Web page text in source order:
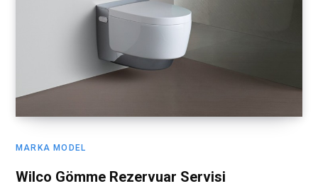
MARKA MODEL
Wilco Gömme Rezervuar Servisi